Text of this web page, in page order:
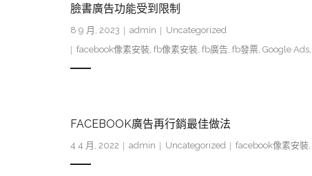
臉書廣告功能受到限制
8 9 月, 2023 admin
Uncategorized
facebook像素安裝, fb像素安裝, fb廣告, fb發票, Google Ads,
FACEBOOK廣告再行銷最佳做法
4 4 月, 2022 admin Uncategorized facebook像素安裝,